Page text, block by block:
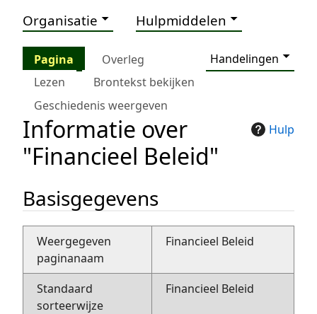
Organisatie Hulpmiddelen
Pagina Overleg
Handelingen
Lezen
Brontekst bekijken
Geschiedenis weergeven
Hulp
Informatie over
"Financieel Beleid"
Basisgegevens
Weergegeven
paginanaam
Financieel Beleid
Standaard
sorteerwijze
Financieel Beleid